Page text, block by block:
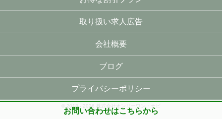
お問い合わせはこちらから
取り扱い求人広告
会社概要
ブログ
プライバシーポリシー
© 2018 - 2026 株式会社オンリーワン・ナビ